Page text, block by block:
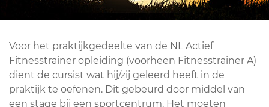
Voor het praktijkgedeelte van de NL Actief
Fitnesstrainer opleiding (voorheen Fitnesstrainer A)
dient de cursist wat hij/zij geleerd heeft in de
praktijk te oefenen. Dit gebeurd door middel van
een stage bij een sportcentrum. Het moeten